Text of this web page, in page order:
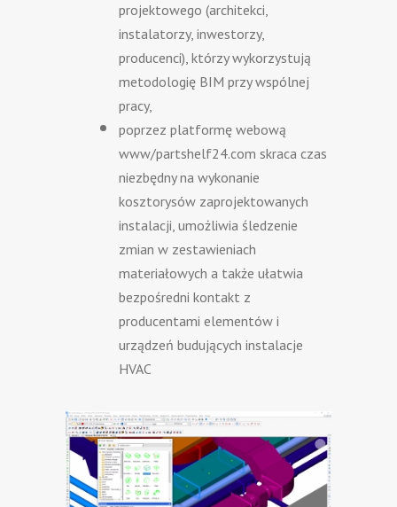
projektowego (architekci,
instalatorzy, inwestorzy,
producenci), którzy wykorzystują
metodologię BIM przy wspólnej
pracy,
poprzez platformę webową
www/partshelf24.com skraca czas
niezbędny na wykonanie
kosztorysów zaprojektowanych
instalacji, umożliwia śledzenie
zmian w zestawieniach
materiałowych a także ułatwia
bezpośredni kontakt z
producentami elementów i
urządzeń budujących instalacje
HVAC